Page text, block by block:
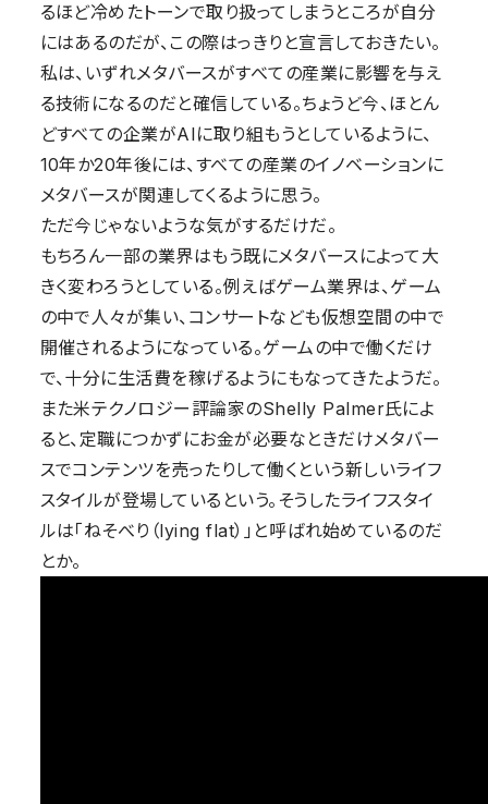
るほど冷めたトーンで取り扱ってしまうところが自分
にはあるのだが、この際はっきりと宣言しておきたい。
私は、いずれメタバースがすべての産業に影響を与え
る技術になるのだと確信している。ちょうど今、ほとん
どすべての企業がAIに取り組もうとしているように、
10年か20年後には、すべての産業のイノベーションに
メタバースが関連してくるように思う。
ただ今じゃないような気がするだけだ。
もちろん一部の業界はもう既にメタバースによって大
きく変わろうとしている。例えばゲーム業界は、ゲーム
の中で人々が集い、コンサートなども仮想空間の中で
開催されるようになっている。ゲームの中で働くだけ
で、十分に生活費を稼げるようにもなってきたようだ。
また米テクノロジー評論家のShelly Palmer氏によ
ると、定職につかずにお金が必要なときだけメタバー
スでコンテンツを売ったりして働くという新しいライフ
スタイルが登場しているという。そうしたライフスタイ
ルは「ねそべり（lying flat）」と呼ばれ始めているのだ
とか。